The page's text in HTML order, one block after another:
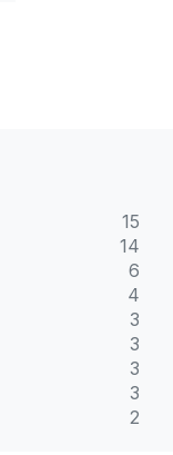
15
14
6
4
3
3
3
3
2